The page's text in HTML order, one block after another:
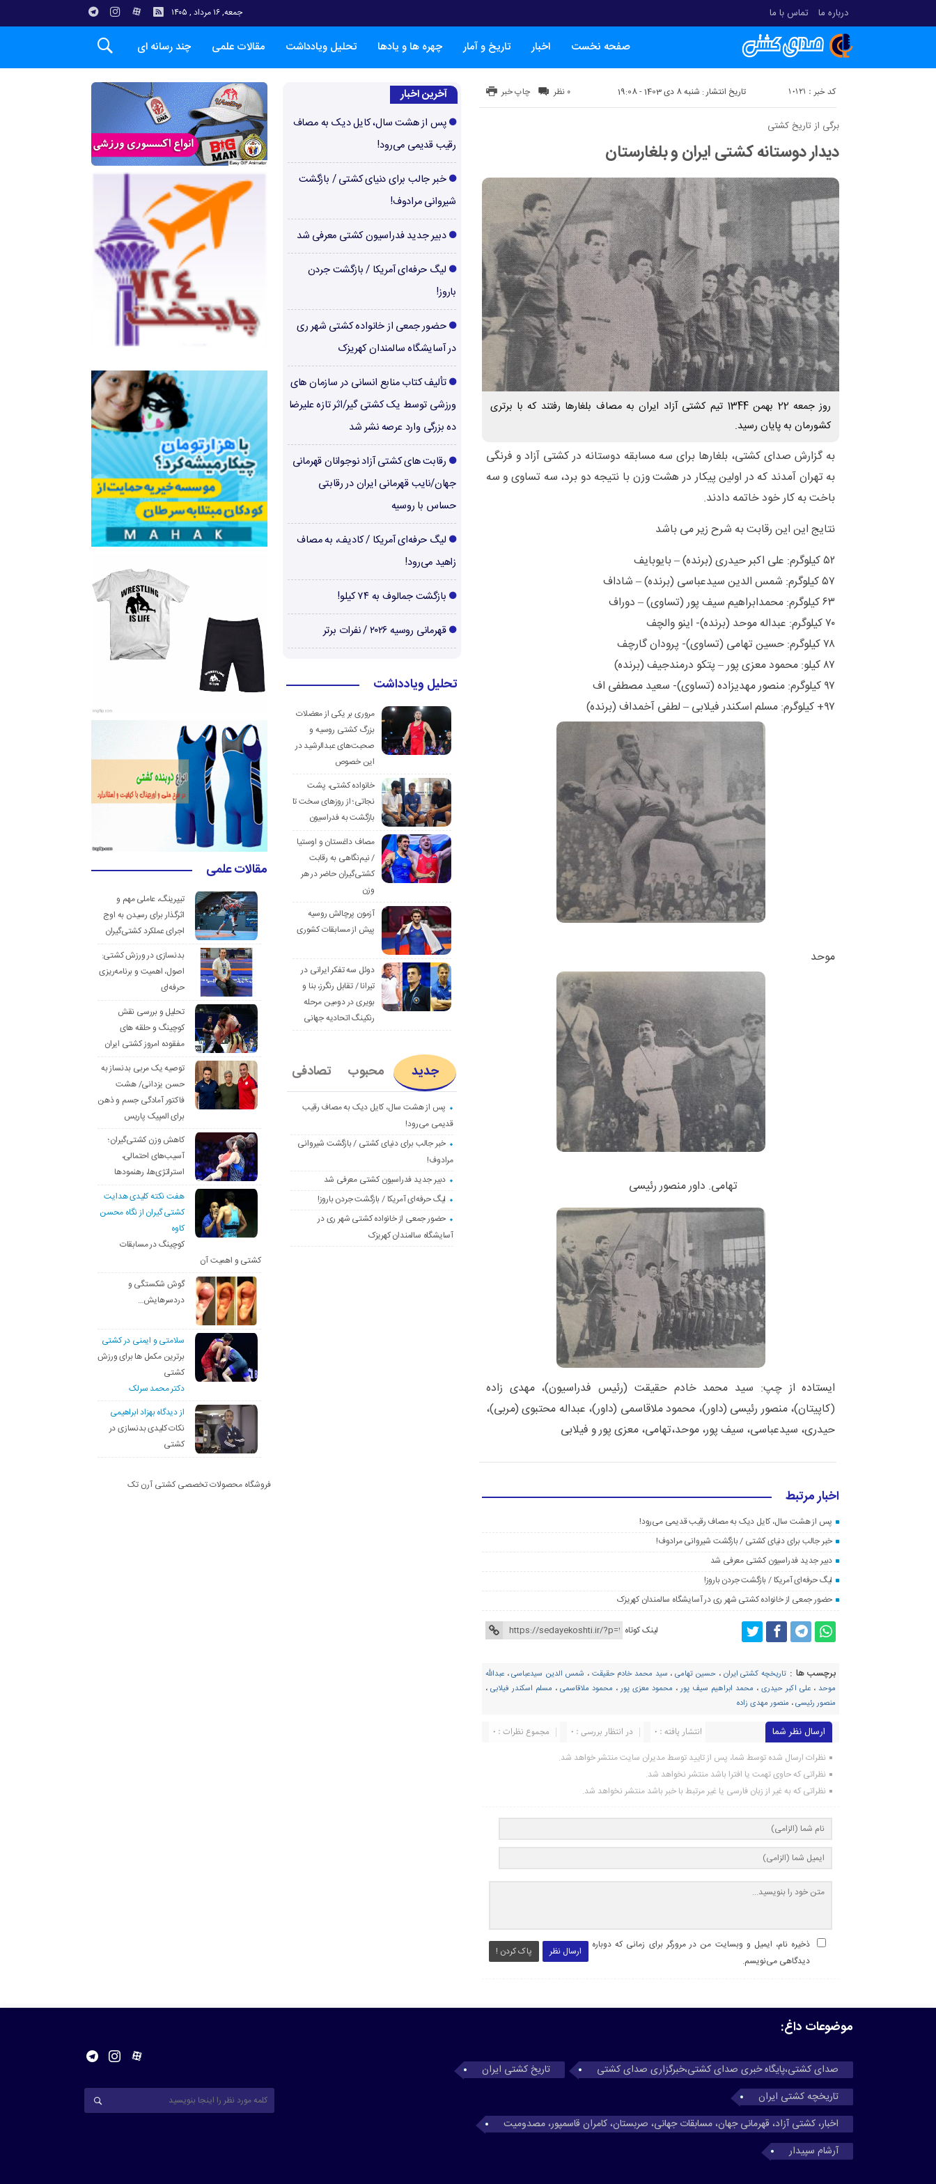
درباره ما تماس با ما جمعه, ۱۶ مرداد , ۱۴۰۵
صفحه نخست اخبار تاریخ و آمار چهره ها و یادها تحلیل ویادداشت مقالات علمی چند رسانه ای
تاریخ انتشار : شنبه 8 دی 1403 - 19:08 کد خبر : 10121 چاپ خبر ۰ نظر
برگی از تاریخ کشتی
دیدار دوستانه کشتی ایران و بلغارستان
روز جمعه 22 بهمن 1344 تیم کشتی آزاد ایران به مصاف بلغارها رفتند که با برتری
کشورمان به پایان رسید.
به گزارش صدای کشتی، بلغارها برای سه مسابقه دوستانه در کشتی آزاد و فرنگی
به تهران آمدند که در اولین پیکار در هشت وزن با نتیجه دو برد، سه تساوی و سه
باخت به کار خود خاتمه دادند.
نتایج این این رقابت به شرح زیر می باشد
۵۲ کیلوگرم: علی اکبر حیدری (برنده) – بایوبایف
۵۷ کیلوگرم: شمس الدین سیدعباسی (برنده) – شاداف
۶۳ کیلوگرم: محمدابراهیم سیف پور (تساوی) – دوراف
۷۰ کیلوگرم: عبداله موحد (برنده)- اینو والچف
۷۸ کیلوگرم: حسین تهامی (تساوی)- پرودان گارچف
۸۷ کیلو: محمود معزی پور – پتکو درمندجیف (برنده)
۹۷ کیلوگرم: منصور مهدیزاده (تساوی)- سعید مصطفی اف
۹۷+ کیلوگرم: مسلم اسکندر فیلابی – لطفی آخمداف (برنده)
موحد
تهامی. داور منصور رئیسی
ایستاده از چپ: سید محمد خادم حقیقت (رئیس فدراسیون)، مهدی زاده
(کاپیتان)، منصور رئیسی (داور)، محمود ملاقاسمی (داور)، عبداله محتبوی (مربی)،
حیدری، سیدعباسی، سیف پور، موحد،تهامی، معزی پور و فیلابی
اخبار مرتبط
پس از هشت سال، کایل دیک به مصاف رقیب قدیمی می‌رود!
خبر جالب برای دنیای کشتی / بازگشت شیروانی مرادوف!
دبیر جدید فدراسیون کشتی معرفی شد
لیگ حرفه‌ای آمریکا / بازگشت جردن باروز!
حضور جمعی از خانواده کشتی شهر ری در آسایشگاه سالمندان کهریزک
لینک کوتاه
برچسب ها : تاریخچه کشتی ایران ، حسین تهامی ، سید محمد خادم حقیقت ، شمس الدین سیدعباسی، عبدالله
موحد ، علی اکبر حیدری، محمد ابراهیم سیف پور، محمود معزی پور، محمود ملاقاسمی، مسلم اسکندر فیلابی،
منصور رئیسی، منصور مهدی زاده
ارسال نظر شما مجموع نظرات : 0 در انتظار بررسی : 0 انتشار یافته : ۰
نظرات ارسال شده توسط شما، پس از تایید توسط مدیران سایت منتشر خواهد شد.
نظراتی که حاوی تهمت یا افترا باشد منتشر نخواهد شد.
نظراتی که به غیر از زبان فارسی یا غیر مرتبط با خبر باشد منتشر نخواهد شد.
ارسال نظر پاک کردن !
ذخیره نام، ایمیل و وبسایت من در مرورگر برای زمانی که دوباره
دیدگاهی می‌نویسم.
آخرین اخبار
پس از هشت سال، کایل دیک به مصاف
رقیب قدیمی می‌رود!
خبر جالب برای دنیای کشتی / بازگشت
شیروانی مرادوف!
دبیر جدید فدراسیون کشتی معرفی شد
لیگ حرفه‌ای آمریکا / بازگشت جردن
باروز!
حضور جمعی از خانواده کشتی شهر ری
در آسایشگاه سالمندان کهریزک
تألیف کتاب منابع انسانی در سازمان های
ورزشی توسط یک کشتی گیر/اثر تازه علیرضا
ده بزرگی وارد عرصه نشر شد
رقابت های کشتی آزاد نوجوانان قهرمانی
جهان/نایب قهرمانی ایران در رقابتی
حساس با روسیه
لیگ حرفه‌ای آمریکا / کادیف، به مصاف
زاهید می‌رود!
بازگشت جمالوف به ۷۴ کیلو!
قهرمانی روسیه ۲۰۲۶ / نفرات برتر
تحلیل ویادداشت
مروری بر یکی از معضلات
بزرگ کشتی روسیه و
صحبت‌های عبدالرشید در
این خصوص
خانواده کشتی، پشت
نجاتی؛ از روزهای سخت تا
بازگشت به فدراسیون
مصاف داغستان و اوستیا
/ نیم‌نگاهی به رقابت
کشتی‌گیران حاضر در هر
وزن
آزمون پرچالش روسیه
پیش از مسابقات کشوری
دوئل سه تفکر ایرانی در
تیرانا / تقابل رنگرز، بنا و
بویری در دومین مرحله
رنکینگ اتحادیه جهانی
جدید محبوب تصادفی
پس از هشت سال، کایل دیک به مصاف رقیب
قدیمی می‌رود!
خبر جالب برای دنیای کشتی / بازگشت شیروانی
مرادوف!
دبیر جدید فدراسیون کشتی معرفی شد
لیگ حرفه‌ای آمریکا / بازگشت جردن باروز!
حضور جمعی از خانواده کشتی شهر ری در
آسایشگاه سالمندان کهریزک
مقالات علمی
تیپرینگ، عاملی مهم و
اثرگذار برای رسیدن به اوج
اجرای عملکرد کشتی‌گیران
بدنسازی در ورزش کشتی:
اصول، اهمیت و برنامه‌ریزی
حرفه‌ای
تحلیل و بررسی نقش
کوچینگ و حلقه های
مفقوده امروز کشتی ایران
توصیه یک مربی بدنساز به
حسن یزدانی/ هشت
فاکتور آمادگی جسم و ذهن
برای المپیک پاریس
کاهش وزن کشتی‌گیران؛
آسیب‌های احتمالی،
استراتژی‌ها، رهنمودها
هفت نکته کلیدی هدایت
کشتی گیران از نگاه محسن
کاوه
کوچینگ در مسابقات
کشتی و اهمیت آن
گوش شکستگی و
دردسرهایش…
سلامتی و ایمنی در کشتی
برترین مکمل ها برای ورزش
کشتی
دکتر محمد سرلک
از دیدگاه بهزاد ابراهیمی
نکات کلیدی بدنسازی در
کشتی
فروشگاه محصولات تخصصی کشتی آرن تک
موضوعات داغ:
صدای کشتی،پایگاه خبری صدای کشتی،خبرگزاری صدای کشتی
تاریخ کشتی ایران
تاریخچه کشتی ایران
اخبار، کشتی آزاد، قهرمانی جهان، مسابقات جهانی، صربستان، کامران قاسمپور، مصدومیت
آرشام سپیدار